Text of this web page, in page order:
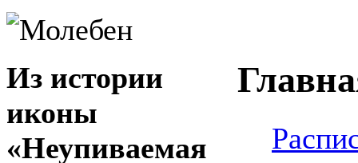
Из истории
иконы
«Неупиваемая